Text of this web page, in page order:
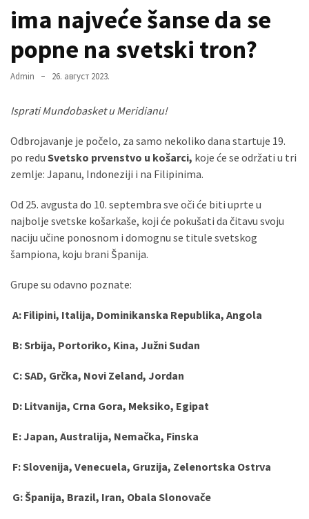
MOST
USED
CATEGORIES
Вести
Вршац
(872)
ГРАДОВИ
(810)
Пландиште
(139)
(493)
Панчево
(479)
Чланци
(143)
Blogs
ima najveće šanse da se
popne na svetski tron?
Admin 26. август 2023.
Isprati Mundobasket u Meridianu!
Odbrojavanje je počelo, za samo nekoliko dana startuje 19.
po redu Svetsko prvenstvo u košarci, koje će se održati u tri
zemlje: Japanu, Indoneziji i na Filipinima.
Od 25. avgusta do 10. septembra sve oči će biti uprte u
najbolje svetske košarkaše, koji će pokušati da čitavu svoju
naciju učine ponosnom i domognu se titule svetskog
šampiona, koju brani Španija.
Grupe su odavno poznate:
A: Filipini, Italija, Dominikanska Republika, Angola
B: Srbija, Portoriko, Kina, Južni Sudan
C: SAD, Grčka, Novi Zeland, Jordan
D: Litvanija, Crna Gora, Meksiko, Egipat
E: Japan, Australija, Nemačka, Finska
F: Slovenija, Venecuela, Gruzija, Zelenortska Ostrva
G: Španija, Brazil, Iran, Obala Slonovače